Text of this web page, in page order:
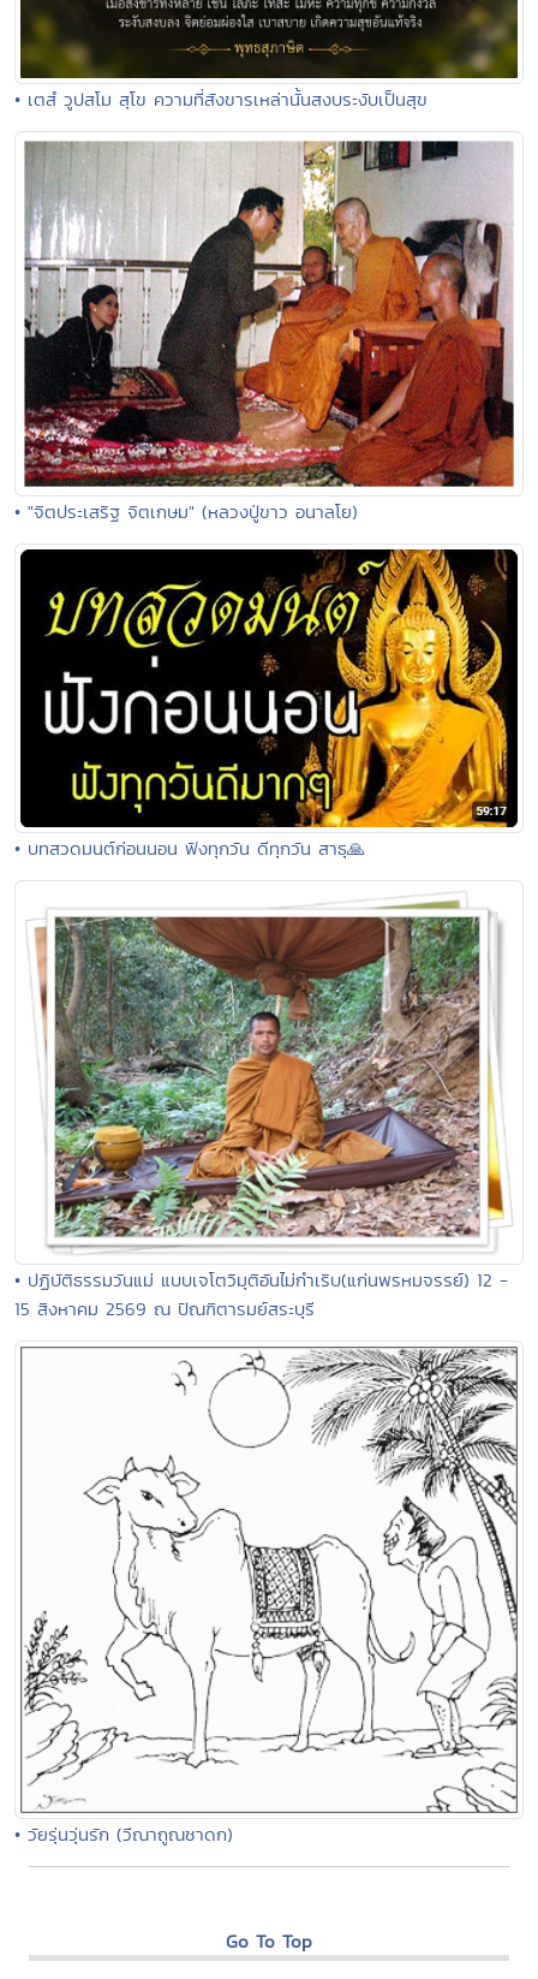
• เตสํ วูปสโม สุโข ความที่สังขารเหล่านั้นสงบระงับเป็นสุข
• "จิตประเสริฐ จิตเกษม" (หลวงปู่ขาว อนาลโย)
• บทสวดมนต์ก่อนนอน ฟังทุกวัน ดีทุกวัน สาธุ🙏
• ปฏิบัติธรรมวันแม่ แบบเจโตวิมุติอันไม่กำเริบ(แก่นพรหมจรรย์) 12 -
15 สิงหาคม 2569 ณ ปัณฑิตารมย์สระบุรี
• วัยรุ่นวุ่นรัก (วีณาถูณชาดก)
Go To Top